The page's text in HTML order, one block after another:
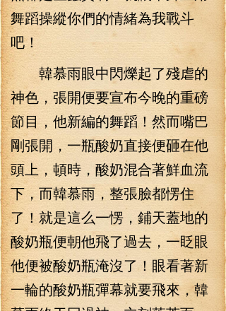
舞蹈操縱你們的情緒為我戰斗
吧！
韓慕雨眼中閃爍起了殘虐的
神色，張開便要宣布今晚的重磅
節目，他新編的舞蹈！然而嘴巴
剛張開，一瓶酸奶直接便砸在他
頭上，頓時，酸奶混合著鮮血流
下，而韓慕雨，整張臉都愣住
了！就是這么一愣，鋪天蓋地的
酸奶瓶便朝他飛了過去，一眨眼
他便被酸奶瓶淹沒了！眼看著新
一輪的酸奶瓶彈幕就要飛來，韓